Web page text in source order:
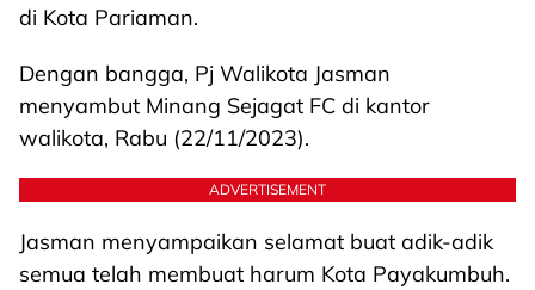
di Kota Pariaman.
Dengan bangga, Pj Walikota Jasman
menyambut Minang Sejagat FC di kantor
walikota, Rabu (22/11/2023).
ADVERTISEMENT
Jasman menyampaikan selamat buat adik-adik
semua telah membuat harum Kota Payakumbuh.